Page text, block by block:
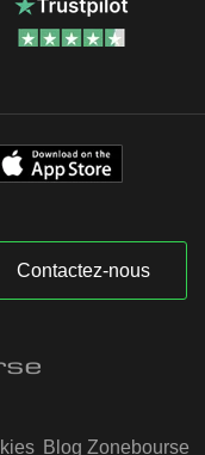
Contactez-nous
Blog Zonebourse